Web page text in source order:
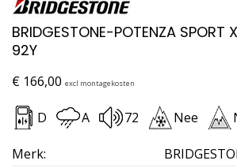
BRIDGESTONE-POTENZA SPORT
92Y
€ 166,00 excl montagekosten
D A 72 Nee
Merk: